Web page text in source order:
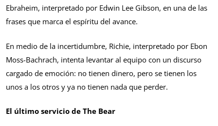
Ebraheim, interpretado por Edwin Lee Gibson, en una de las
frases que marca el espíritu del avance.
En medio de la incertidumbre, Richie, interpretado por Ebon
Moss-Bachrach, intenta levantar al equipo con un discurso
cargado de emoción: no tienen dinero, pero se tienen los
unos a los otros y ya no tienen nada que perder.
El último servicio de The Bear